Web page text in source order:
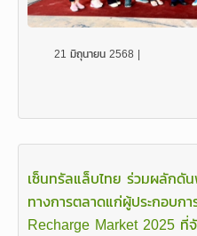
21 มิถุนายน 2568 |
เซ็นทรัลแล็บไทย ร่วมผลักดั
ทางการตลาดแก่ผู้ประกอบกา
Recharge Market 2025 ที่